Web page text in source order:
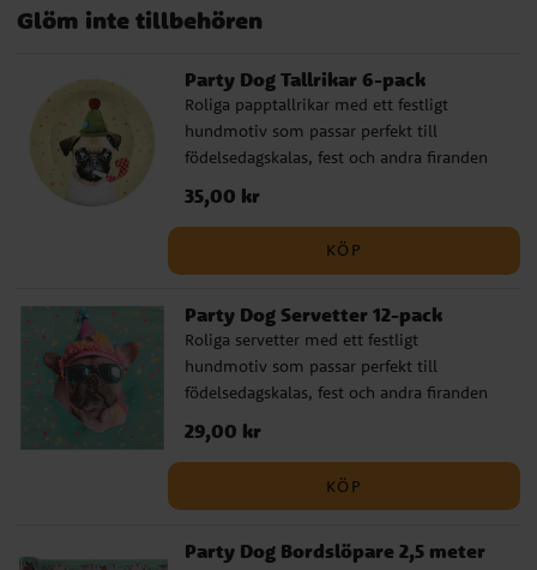
Glöm inte tillbehören
Party Dog Tallrikar 6-pack
Roliga papptallrikar med ett festligt
hundmotiv som passar perfekt till
födelsedagskalas, fest och andra firanden
där dukningen gärna får sticka ut. Hunden
med kalasmössa och partytuta ger
tallrikarna ett lekfullt uttryck, medan
konfettimönstret i bakgrunden förstärker
Material: papper ✔️ Perfekta till kalas och
fest med lekfullt tema
Pris:35,00 kr
35,00 kr
KÖP
Party Dog Servetter 12-pack
Roliga servetter med ett festligt
hundmotiv som passar perfekt till
födelsedagskalas, fest och andra firanden
där dukningen gärna får sticka ut. Hunden
med solglasögon och kalashatt ger ett
färgglada konfettibakgrunden förstärker
utvikta ✔️ Material: 3-lagers papper ✔️
Pris:29,00 kr
29,00 kr
KÖP
Party Dog Bordslöpare 2,5 meter